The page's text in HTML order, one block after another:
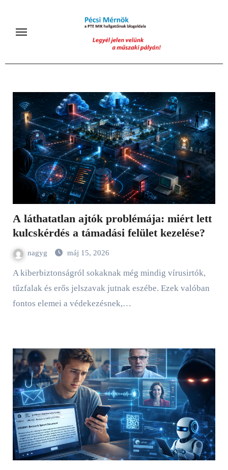
content
A láthatatlan ajtók problémája: miért lett
kulcskérdés a támadási felület kezelése?
nagyg máj 15, 2026
A kiberbiztonságról sokaknak még mindig vírusirtók,
tűzfalak és erős jelszavak jutnak eszébe. Ezek valóban
fontos elemei a védekezésnek,…